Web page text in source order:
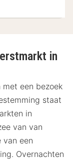
in
een bezoek
staat
in
van van
van een
Overnachten